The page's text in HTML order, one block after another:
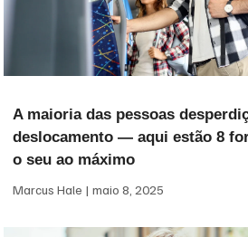
A maioria das pessoas
deslocamento — aqui estão 8
o seu ao máximo
Marcus Hale maio 8, 2025